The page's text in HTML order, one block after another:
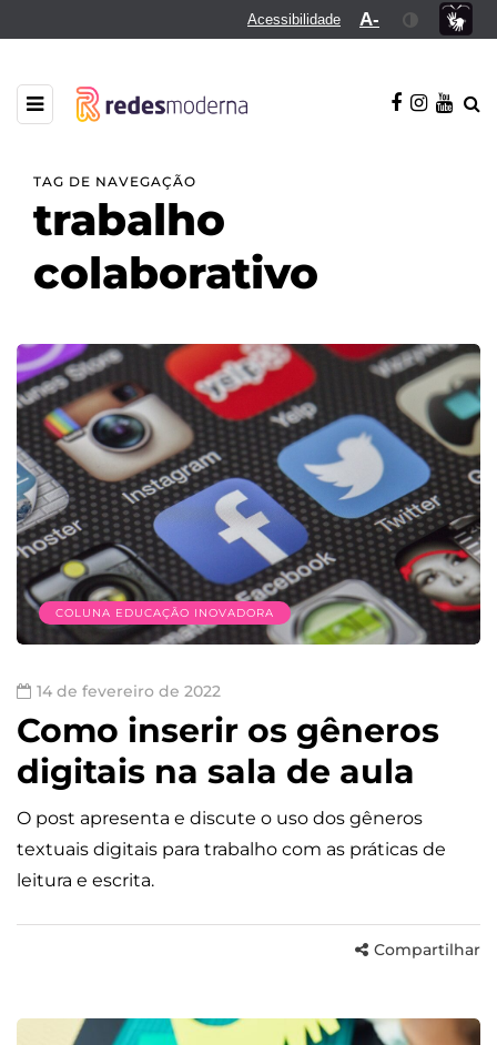
Acessibilidade A-
TAG DE NAVEGAÇÃO
trabalho
colaborativo
COLUNA EDUCAÇÃO INOVADORA
14 de fevereiro de 2022
Como inserir os gêneros
digitais na sala de aula
O post apresenta e discute o uso dos gêneros
textuais digitais para trabalho com as práticas de
leitura e escrita.
Compartilhar